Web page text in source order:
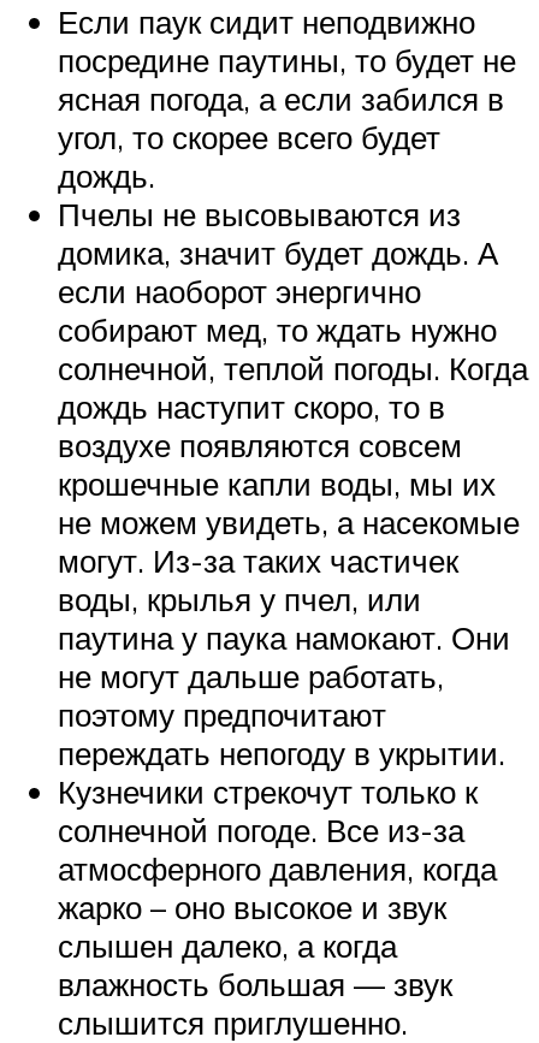
Если паук сидит неподвижно
посредине паутины, то будет не
ясная погода, а если забился в
угол, то скорее всего будет
дождь.
Пчелы не высовываются из
домика, значит будет дождь. А
если наоборот энергично
собирают мед, то ждать нужно
солнечной, теплой погоды. Когда
дождь наступит скоро, то в
воздухе появляются совсем
крошечные капли воды, мы их
не можем увидеть, а насекомые
могут. Из-за таких частичек
воды, крылья у пчел, или
паутина у паука намокают. Они
не могут дальше работать,
поэтому предпочитают
переждать непогоду в укрытии.
Кузнечики стрекочут только к
солнечной погоде. Все из-за
атмосферного давления, когда
жарко – оно высокое и звук
слышен далеко, а когда
влажность большая — звук
слышится приглушенно.